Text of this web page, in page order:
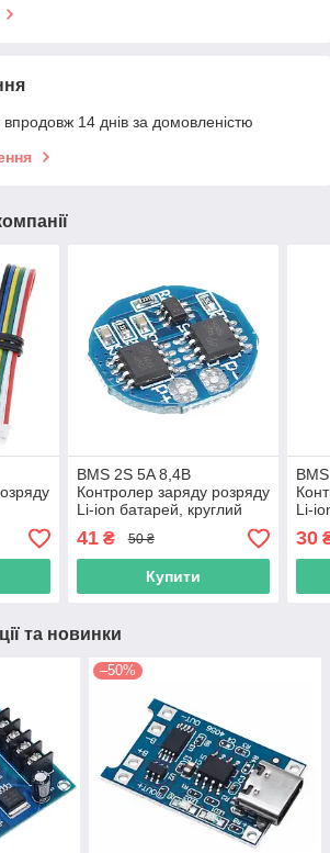
14 днів за домовленістю
BMS 2S 5A 8,4В
Контролер заряду розряду
Li-ion батарей, круглий
41₴ 50 ₴
Купити
Li-
30
та новинки
–50%